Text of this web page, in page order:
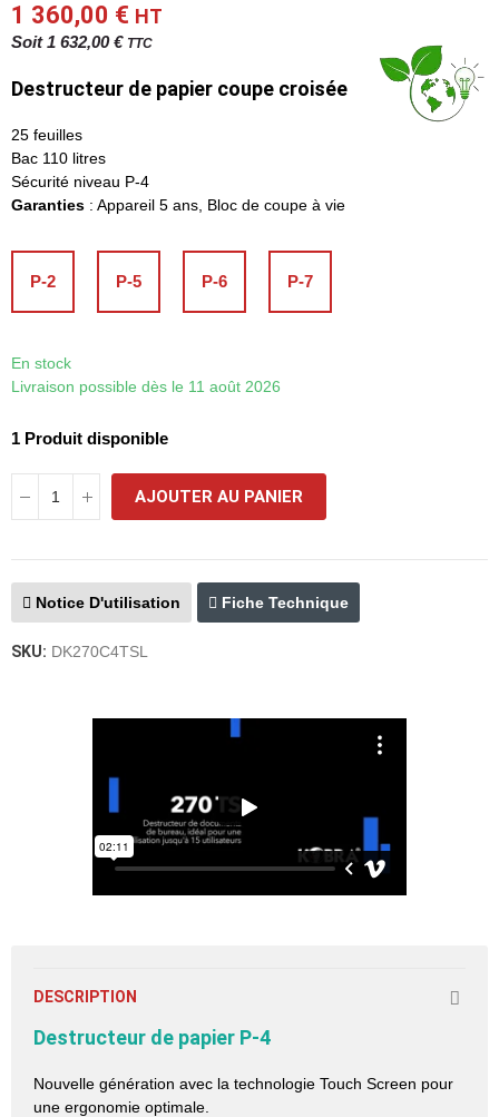
1 360,00 € HT
Soit 1 632,00 € TTC
Destructeur de papier coupe croisée
25 feuilles
Bac 110 litres
Sécurité niveau P-4
Garanties : Appareil 5 ans, Bloc de coupe à vie
P-2 P-5 P-6 P-7
En stock
Livraison possible dès le 11 août 2026
1 Produit disponible
AJOUTER AU PANIER
Notice D'utilisation Fiche Technique
SKU: DK270C4TSL
DESCRIPTION
Destructeur de papier P-4
Nouvelle génération avec la technologie Touch Screen pour
une ergonomie optimale.